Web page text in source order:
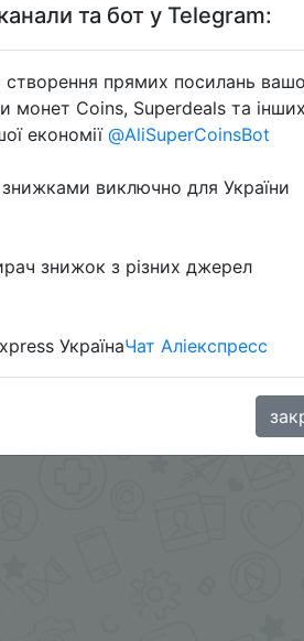
ChinaGoodBuy/108378
та бот у Telegram:
прямих посилань
монет Coins, Superdeals та інших
економії @AliSuperCoinsBot
знижками виключно для України
знижок з різних джерел
УкраїнаЧат Аліекспресс